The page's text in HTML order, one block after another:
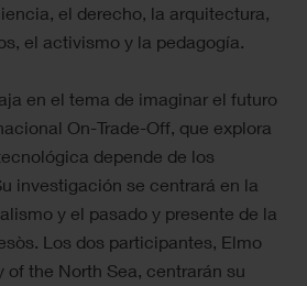
el derecho, la arquitectura,
el activismo y la pedagogía.
en el tema de imaginar el futuro
On-Trade-Off, que explora
depende de los
investigación se centrará en la
y el pasado y presente de la
Los dos participantes, Elmo
of the North Sea, centrarán su